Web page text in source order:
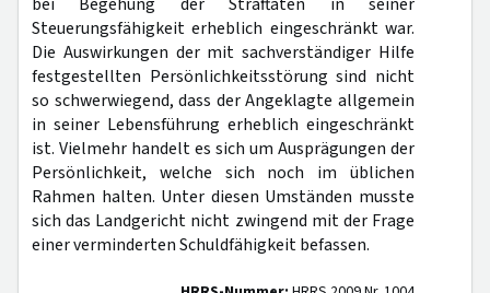
Steuerungsfähigkeit erheblich eingeschränkt war.
Die Auswirkungen der mit sachverständiger Hilfe
festgestellten Persönlichkeitsstörung sind nicht
so schwerwiegend, dass der Angeklagte allgemein
in seiner Lebensführung erheblich eingeschränkt
ist. Vielmehr handelt es sich um Ausprägungen der
Persönlichkeit, welche sich noch im üblichen
Rahmen halten. Unter diesen Umständen musste
sich das Landgericht nicht zwingend mit der Frage
einer verminderten Schuldfähigkeit befassen.